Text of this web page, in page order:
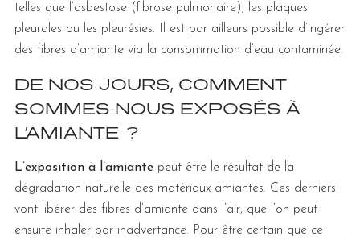
telles que l’asbestose (fibrose pulmonaire), les plaques
pleurales ou les pleurésies. Il est par ailleurs possible d’ingérer
des fibres d’amiante via la consommation d’eau contaminée.
DE NOS JOURS, COMMENT
SOMMES-NOUS EXPOSÉS À
L’AMIANTE ?
L’exposition à l’amiantepeut être le résultat de la
dégradation naturelle des matériaux amiantés. Ces derniers
vont libérer des fibres d’amiante dans l’air, que l’on peut
ensuite inhaler par inadvertance. Pour être certain que ce